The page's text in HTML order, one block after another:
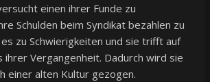
einen ihrer Funde zu
Schulden beim Syndikat bezahlen zu
zu Schwierigkeiten und sie trifft auf
ihrer Vergangenheit. Dadurch wird sie
einer alten Kultur gezogen.